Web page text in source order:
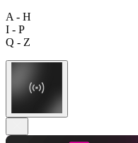
A - H
I - P
Q - Z